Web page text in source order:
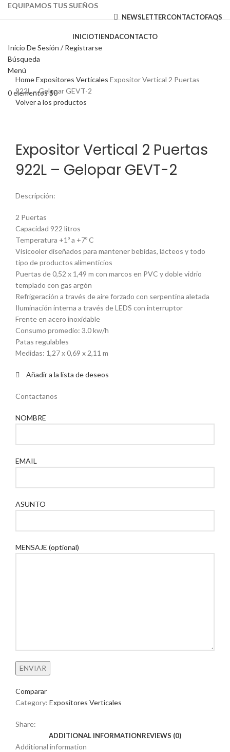
EQUIPAMOS TUS SUEÑOS
NEWSLETTERCONTACTOFAQS
INICIOTIENDACONTACTO
Inicio De Sesión / Registrarse
Búsqueda
Menú
0elementos$0
Haga Click para agrandar
HomeExpositores Verticales Expositor Vertical 2 Puertas
922L – Gelopar GEVT-2
Volver a los productos
Expositor Vertical 2 Puertas
922L – Gelopar GEVT-2
Descripción:
2 Puertas
Capacidad 922 litros
Temperatura +1º a +7º C
Visicooler diseñados para mantener bebidas, lácteos y todo
tipo de productos alimenticios
Puertas de 0,52 x 1,49 m con marcos en PVC y doble vidrio
templado con gas argón
Refrigeración a través de aire forzado con serpentina aletada
Iluminación interna a través de LEDS con interruptor
Frente en acero inoxidable
Consumo promedio: 3.0 kw/h
Patas regulables
Medidas: 1,27 x 0,69 x 2,11 m
Añadir a la lista de deseos
Contactanos
NOMBRE
EMAIL
ASUNTO
MENSAJE (optional)
Comparar
Category: Expositores Verticales
Share:
ADDITIONAL INFORMATIONREVIEWS (0)
Additional information